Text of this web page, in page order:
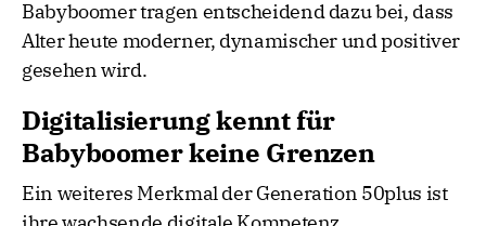
Babyboomer tragen entscheidend dazu bei, dass
Alter heute moderner, dynamischer und positiver
gesehen wird.
Digitalisierung kennt für
Babyboomer keine Grenzen
Ein weiteres Merkmal der Generation 50plus ist